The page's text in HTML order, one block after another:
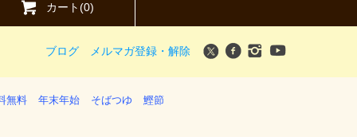
カート(0)
ブログ メルマガ登録・解除
無料 年末年始 そばつゆ 鰹節